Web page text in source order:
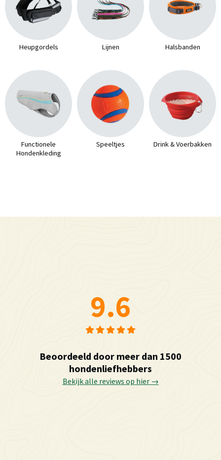
Heupgordels Lijnen Halsbanden
Functionele
Hondenkleding
Speeltjes Drink & Voerbakken
9.6
Beoordeeld door meer dan 1500
hondenliefhebbers
Bekijk alle reviews op hier →